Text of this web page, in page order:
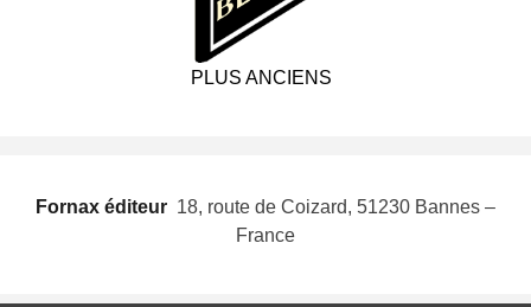
PLUS ANCIENS
Fornax éditeur  18, route de Coizard, 51230 Bannes –
France